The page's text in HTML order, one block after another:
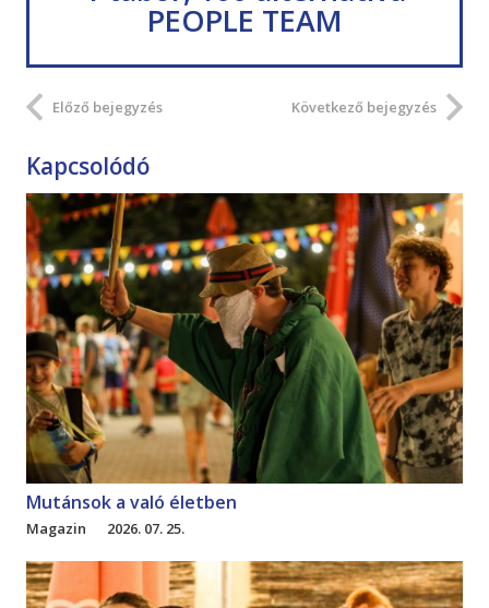
PEOPLE TEAM
Előző bejegyzés Következő bejegyzés
Kapcsolódó
Mutánsok a való életben
Magazin 2026. 07. 25.